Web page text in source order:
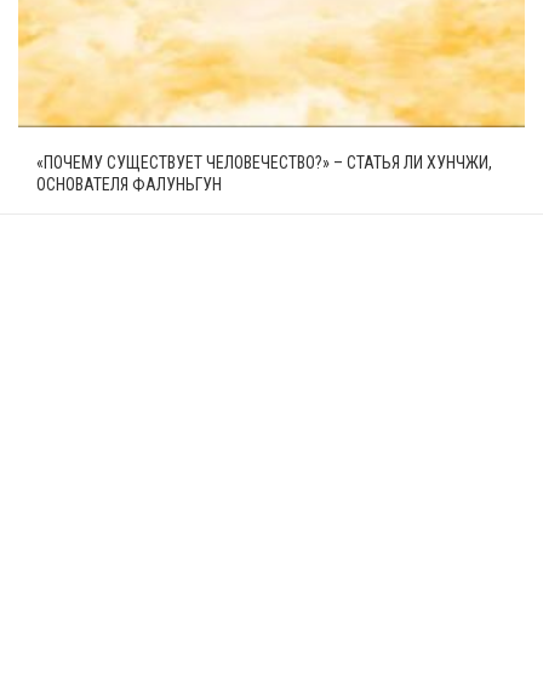
«ПОЧЕМУ СУЩЕСТВУЕТ ЧЕЛОВЕЧЕСТВО?» – СТАТЬЯ ЛИ ХУНЧЖИ,
ОСНОВАТЕЛЯ ФАЛУНЬГУН